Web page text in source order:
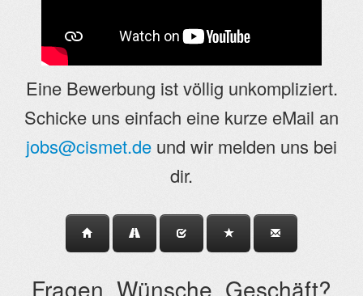
Eine Bewerbung ist völlig unkompliziert.
Schicke uns einfach eine kurze eMail an
jobs@cismet.de und wir melden uns bei
dir.
Fragen, Wünsche, Geschäft?